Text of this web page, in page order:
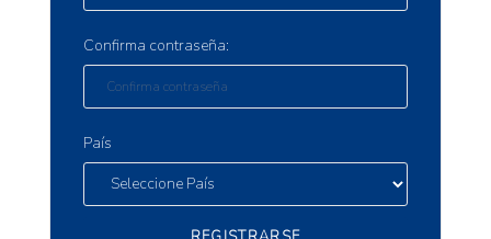
Confirma contraseña:
País